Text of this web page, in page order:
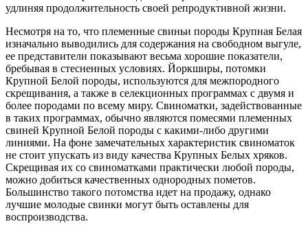
удлиняя продолжительность своей репродуктивной жизни.
Несмотря на то, что племенные свиньи породы Крупная Белая
изначально выводились для содержания на свободном выгуле,
ее представители показывают весьма хорошие показатели,
бребывая в стесненных условиях. Йоркширы, потомки
Крупной Белой породы, используются для межпородного
скрещивания, а также в селекционных программах с двумя и
более породами по всему миру. Свиноматки, задействованные
в таких программах, обычно являются помесями племенных
свиней Крупной Белой породы с какими-либо другими
линиями. На фоне замечательных характеристик свиноматок
не стоит упускать из виду качества Крупных Белых хряков.
Скрещивая их со свиноматками практически любой породы,
можно добиться качественных однородных пометов.
Большинство такого потомства идет на продажу, однако
лучшие молодые свинки могут быть оставлены для
воспроизводства.